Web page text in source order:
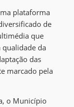
plataforma
de
que
da
das
marcado pela
o Município